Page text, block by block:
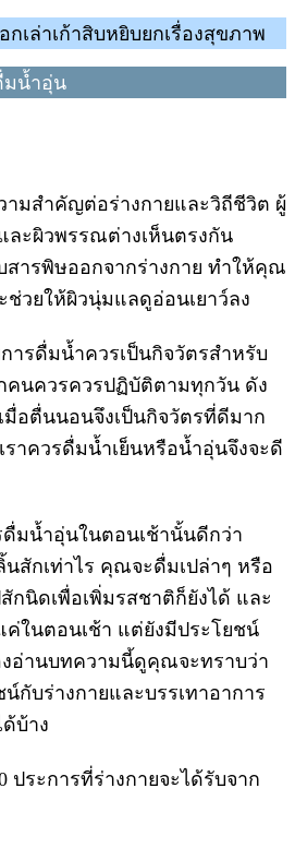
เล่าเก้าสิบหยิบยกเรื่องสุขภาพ
มน้ำอุ่น
คัญต่อร่างกายและวิถีชีวิต ผู้
ะผิวพรรณต่างเห็นตรงกัน
ารพิษออกจากร่างกาย ทำให้คุณ
ช่วยให้ผิวนุ่มแลดูอ่อนเยาว์ลง
ารดื่มน้ำควรเป็นกิจวัตรสำหรับ
คนควรควรปฏิบัติตามทุกวัน ดัง
อตื่นนอนจึงเป็นกิจวัตรที่ดีมาก
ราควรดื่มน้ำเย็นหรือน้ำอุ่นจึงจะดี
มน้ำอุ่นในตอนเช้านั้นดีกว่า
สักเท่าไร คุณจะดื่มเปล่าๆ หรือ
กนิดเพื่อเพิ่มรสชาติก็ยังได้ และ
ในตอนเช้า แต่ยังมีประโยชน์
งอ่านบทความนี้ดูคุณจะทราบว่า
กับร่างกายและบรรเทาอาการ
ด้บ้าง
ประการที่ร่างกายจะได้รับจาก